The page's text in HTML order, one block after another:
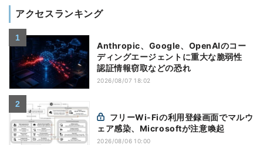
アクセスランキング
Anthropic、Google、OpenAIのコー
ディングエージェントに重大な脆弱性
認証情報窃取などの恐れ
2026/08/07 18:02
ェア感染、Microsoftが注意喚起
2026/08/06 10:00